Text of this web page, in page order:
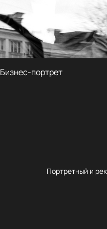
Бизнес-портрет
Портретный и